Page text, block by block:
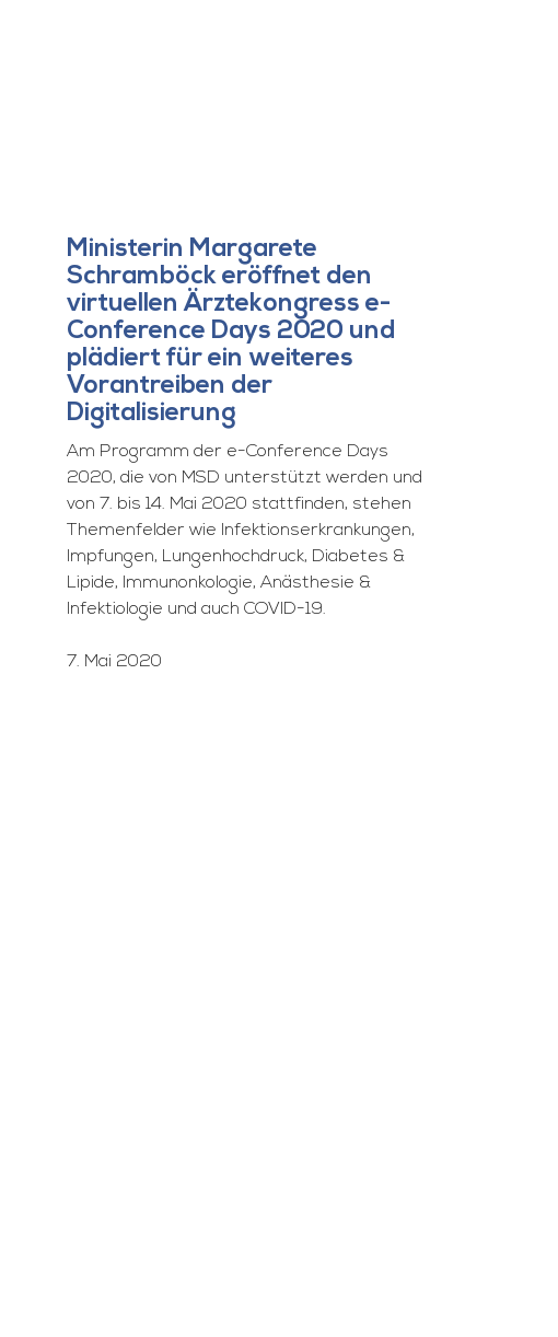
Ministerin Margarete
Schramböck eröffnet den
virtuellen Ärztekongress e-
Conference Days 2020 und
plädiert für ein weiteres
Vorantreiben der
Digitalisierung
Am Programm der e-Conference Days
2020, die von MSD unterstützt werden und
von 7. bis 14. Mai 2020 stattfinden, stehen
Themenfelder wie Infektionserkrankungen,
Impfungen, Lungenhochdruck, Diabetes &
Lipide, Immunonkologie, Anästhesie &
Infektiologie und auch COVID-19.
7. Mai 2020